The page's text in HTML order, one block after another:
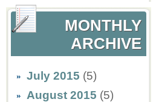
MONTHLY
ARCHIVE
July 2015 (5)
August 2015 (5)